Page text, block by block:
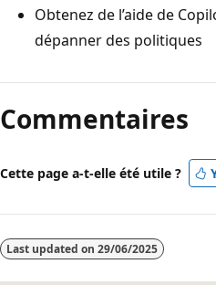
Obtenez de l’aide de
dépanner des politiques
Commentaires
Cette page a-t-elle été utile ?
Last updated on 29/06/2025